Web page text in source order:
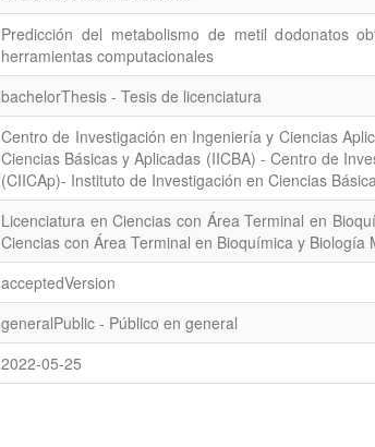
Predicción del metabolismo de metil dodonatos
herramientas computacionales
bachelorThesis - Tesis de licenciatura
Centro de Investigación en Ingeniería y Ciencias
Ciencias Básicas y Aplicadas (IICBA) - Centro de
(CIICAp)- Instituto de Investigación en Ciencias
Licenciatura en Ciencias con Área Terminal en
Ciencias con Área Terminal en Bioquímica y Biología
acceptedVersion
generalPublic - Público en general
2022-05-25